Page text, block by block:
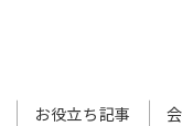
お役立ち記事